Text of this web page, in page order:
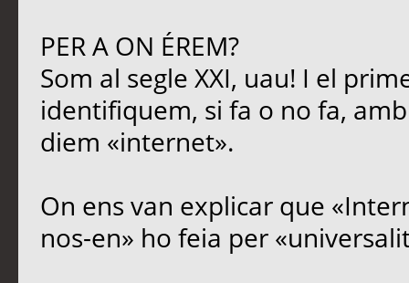
PER A ON ÉREM?
Som al segle XXI, uau! I el
identifiquem, si fa o no fa,
diem «internet».
On ens van explicar que
nos-en» ho feia per